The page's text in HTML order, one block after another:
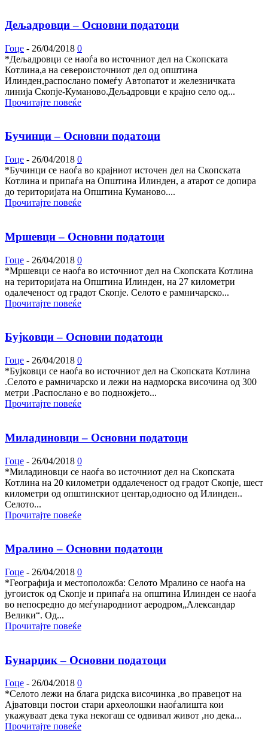
Дељадровци – Основни податоци
Гоце - 26/04/2018 0
*Дељадровци се наоѓа во источниот дел на Скопската
Котлина,а на североисточниот дел од општина
Илинден,распослано помеѓу Автопатот и железничката
линија Скопје-Куманово.Дељадровци е крајно село од...
Прочитајте повеќе
Бучинци – Основни податоци
Гоце - 26/04/2018 0
*Бучинци се наоѓа во крајниот источен дел на Скопската
Котлина и припаѓа на Општина Илинден, а атарот се допира
до територијата на Општина Куманово....
Прочитајте повеќе
Мршевци – Основни податоци
Гоце - 26/04/2018 0
*Мршевци се наоѓа во источниот дел на Скопската Котлина
на територијата на Општина Илинден, на 27 километри
одалеченост од градот Скопје. Селото е рамничарско...
Прочитајте повеќе
Бујковци – Основни податоци
Гоце - 26/04/2018 0
*Бујковци се наоѓа во источниот дел на Скопската Котлина
.Селото е рамничарско и лежи на надморска височина од 300
метри .Распослано е во подножјето...
Прочитајте повеќе
Миладиновци – Основни податоци
Гоце - 26/04/2018 0
*Миладиновци се наоѓа во источниот дел на Скопската
Котлина на 20 километри оддалеченост од градот Скопје, шест
километри од општинскиот центар,односно од Илинден..
Селото...
Прочитајте повеќе
Мралино – Основни податоци
Гоце - 26/04/2018 0
*Географија и местоположба: Селото Мралино се наоѓа на
југоисток од Скопје и припаѓа на општина Илинден се наоѓа
во непосредно до меѓународниот аеродром„Александар
Велики“. Од...
Прочитајте повеќе
Бунарџик – Основни податоци
Гоце - 26/04/2018 0
*Селото лежи на блага ридска височинка ,во правецот на
Ајватовци постои стари археолошки наоѓалишта кои
укажуваат дека тука некогаш се одвивал живот ,но дека...
Прочитајте повеќе